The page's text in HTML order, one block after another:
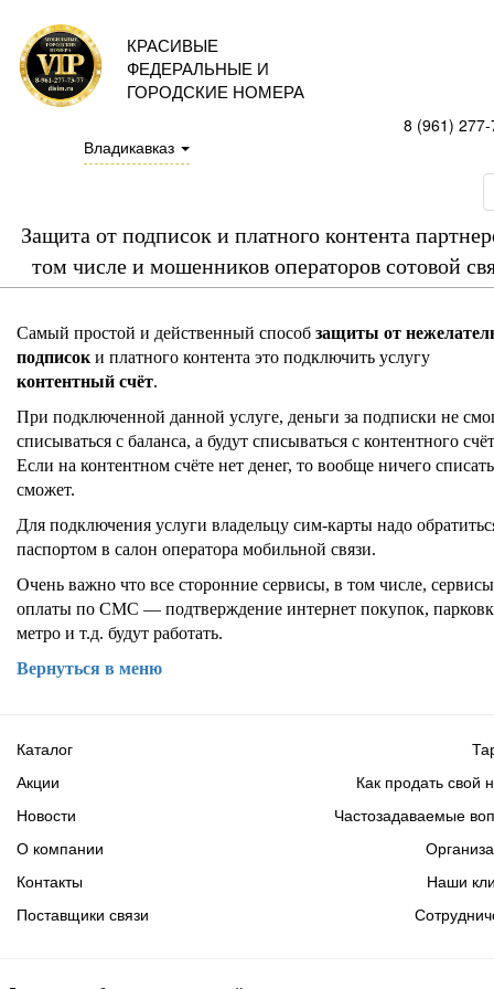
КРАСИВЫЕ
ФЕДЕРАЛЬНЫЕ И
ГОРОДСКИЕ НОМЕРА
Владикавказ
8 (961)
Защита от подписок и платного контента
том числе и мошенников операторов сотовой
Самый простой и действенный способ защиты от
подписок и платного контента это подключить услугу
контентный счёт.
При подключенной данной услуге, деньги за подписки не
списываться с баланса, а будут списываться с контентного
Если на контентном счёте нет денег, то вообще ничего
сможет.
Для подключения услуги владельцу сим-карты надо
паспортом в салон оператора мобильной связи.
Очень важно что все сторонние сервисы, в том числе, сервисы
оплаты по СМС — подтверждение интернет покупок,
метро и т.д. будут работать.
Вернуться в меню
Каталог
Акции
Новости
Как продать свой
Частозадаваемые
О компании
Контакты
Поставщики связи
Наши